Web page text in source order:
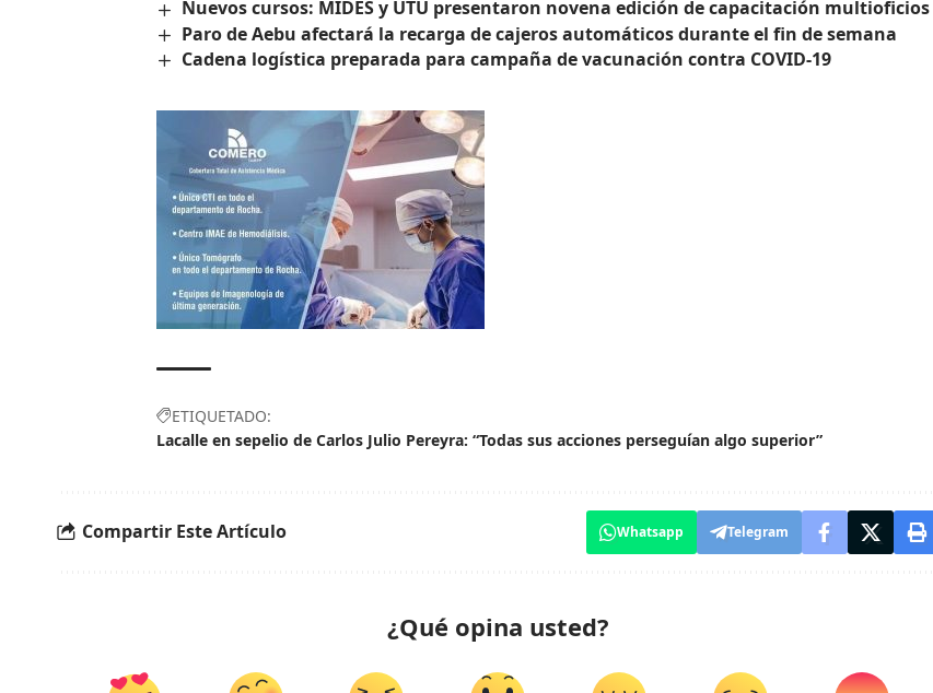
Nuevos cursos: MIDES y UTU presentaron novena edición de capacitación multioficios
Paro de Aebu afectará la recarga de cajeros automáticos durante el fin de semana
Cadena logística preparada para campaña de vacunación contra COVID-19
ETIQUETADO:
Lacalle en sepelio de Carlos Julio Pereyra: “Todas sus acciones perseguían algo superior”
Compartir Este Artículo Whatsapp Telegram
¿Qué opina usted?